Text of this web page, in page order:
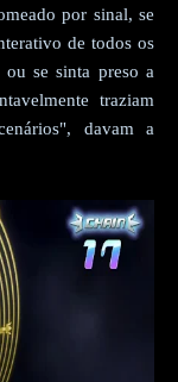
por sinal, se
de todos os
se sinta preso a
traziam
davam a